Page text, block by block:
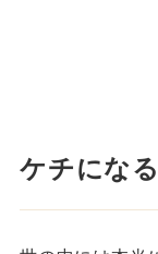
ケチにな